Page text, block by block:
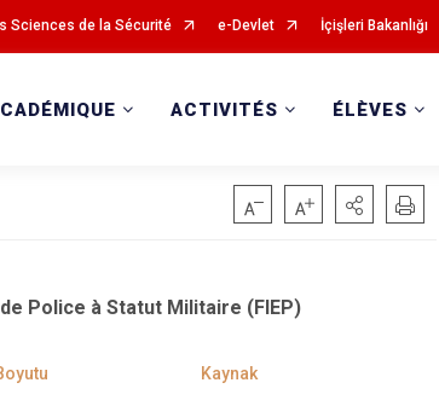
Sciences de la Sécurité e-Devlet İçişleri Bakanlığı
ACTIVITÉS ÉLÈVES
Police à Statut Militaire (FIEP)